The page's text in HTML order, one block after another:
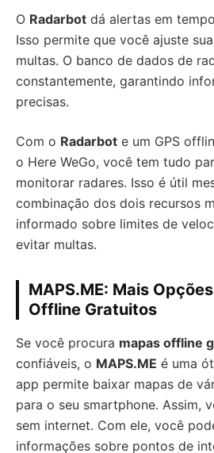
O Radarbot dá alertas em
Isso permite que você ajuste
multas. O banco de dados de
constantemente, garantindo
precisas.
Com o Radarbot e um GPS
o Here WeGo, você tem tudo
monitorar radares. Isso é útil
combinação dos dois recursos
informado sobre limites de
evitar multas.
MAPS.ME: Mais
Offline Gratuitos
Se você procura mapas offline
confiáveis, o MAPS.ME é uma
app permite baixar mapas de
para o seu smartphone. Assim,
sem internet. Com ele, você
informações sobre pontos de